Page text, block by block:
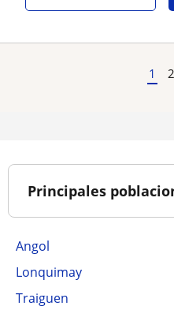
1 2
Principales
Angol
Lonquimay
Traiguen